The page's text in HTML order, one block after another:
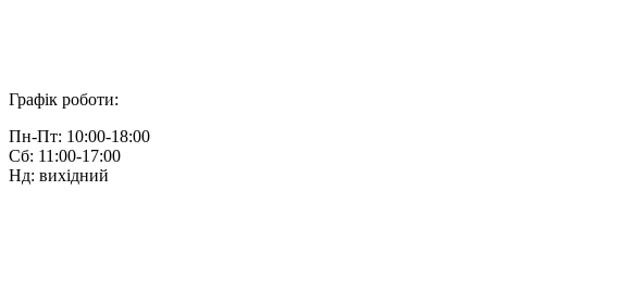
Графік роботи:
Пн-Пт: 10:00-18:00
Сб: 11:00-17:00
Нд: вихідний